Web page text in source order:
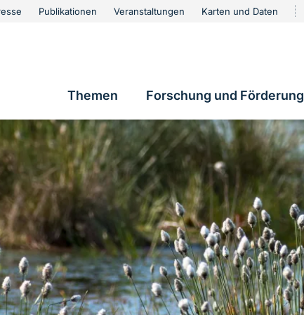
Publikationen Veranstaltungen Karten und Daten
Hauptnavigation
Themen Forschung und Förderung